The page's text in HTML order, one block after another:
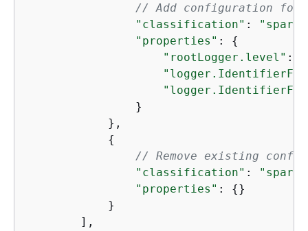
// Add configuration for
"classification" :
"properties" : {
"rootLogger.level" :
                }
            },
{
// Remove existing
"classification" :
"properties" : {}
            }
        ],